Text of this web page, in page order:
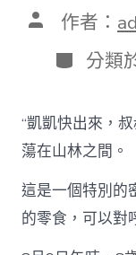
文 作者：
分
類
分類
“凱凱快出來，
蕩在山林之間。
這是一個特別的
的零食，可以對